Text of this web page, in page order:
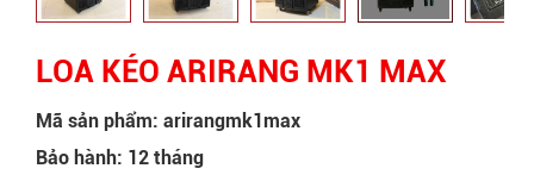
LOA KÉO ARIRANG MK1 MAX
Mã sản phẩm: arirangmk1max
Bảo hành: 12 tháng